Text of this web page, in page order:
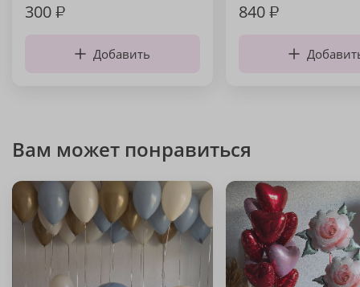
300₽
Добавить
840₽
Вам может понравиться